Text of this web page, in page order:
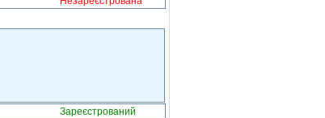
Зареєстрований